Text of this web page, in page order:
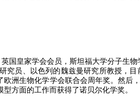
国皇家学会会员，斯坦福大学分子生
究员、以色列的魏兹曼研究所教授，目
欧洲生物化学学会联合会周年奖。然后
方面的工作而获得了诺贝尔化学奖。